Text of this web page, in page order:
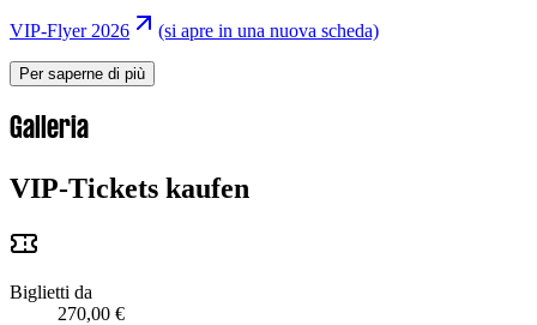
VIP-Flyer 2026 (si apre in una nuova scheda)
Per saperne di più
Galleria
VIP-Tickets kaufen
Biglietti da
270,00 €